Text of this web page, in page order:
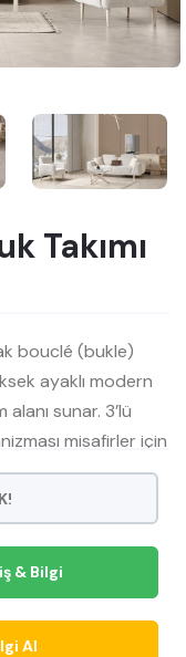
Takımı
bouclé (bukle)
ayaklı modern
sunar. 3’lü
misafirler için
silinebilir kumaş
& Bilgi
Al